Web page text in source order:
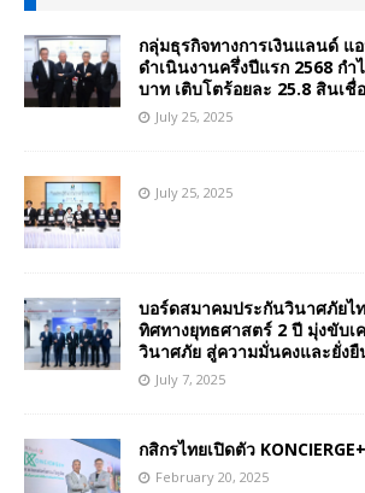
กลุ่มธุรกิจทางการเงินแลนด์ แ
ดำเนินงานครึ่งปีแรก 2568 ก
บาท เติบโตร้อยละ 25.8 สินเชื่
July 25, 2025
July 25, 2025
บอร์ดสมาคมประกันวินาศภัยไ
ทิศทางยุทธศาสตร์ 2 ปี มุ่งขับเ
วินาศภัย สู่ความมั่นคงและยั่งยื
July 7, 2025
กสิกรไทยเปิดตัว KONCIERGE+
February 20, 2025